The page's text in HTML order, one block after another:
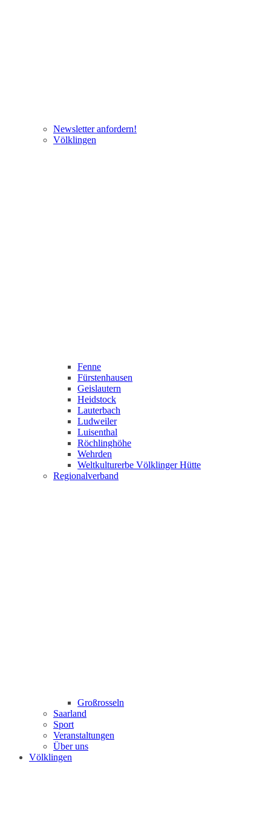
Newsletter anfordern!
Völklingen
Fenne
Fürstenhausen
Geislautern
Heidstock
Lauterbach
Ludweiler
Luisenthal
Röchlinghöhe
Wehrden
Weltkulturerbe Völklinger Hütte
Regionalverband
Großrosseln
Saarland
Sport
Veranstaltungen
Über uns
Völklingen